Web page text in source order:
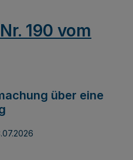
190 vom
über eine